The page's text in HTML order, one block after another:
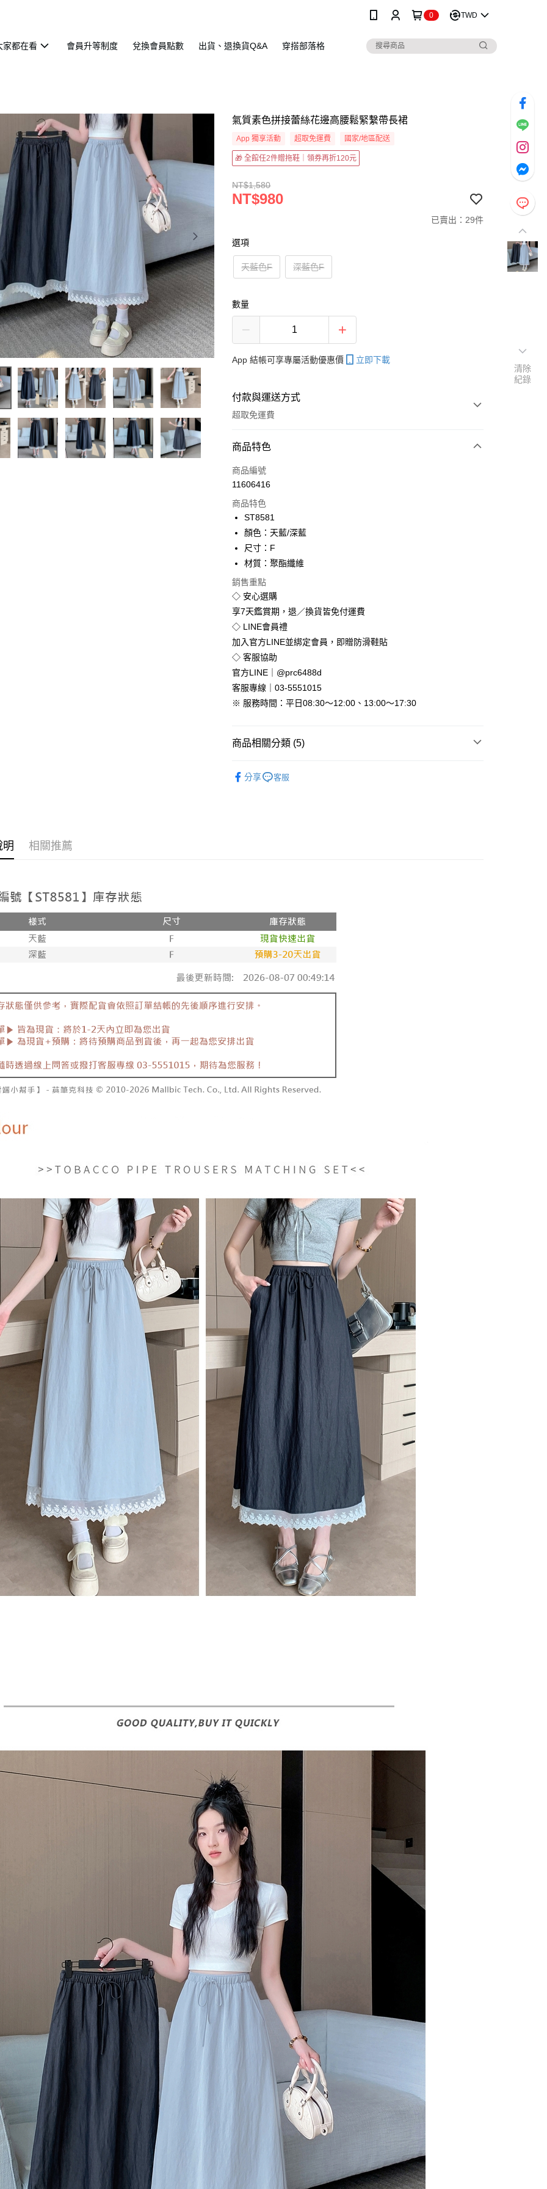
0 TWD
家都在看 會員升等制度 兌換會員點數 出貨、退換貨Q&A 穿搭部落格
氣質素色拼接蕾絲花邊高腰鬆緊繫帶長裙
App 獨享活動 超取免運費 國家/地區配送
🎁 全館任2件贈拖鞋｜領券再折120元
NT$1,580
NT$980
已賣出：29件
選項
天藍色F 深藍色F
數量
App 結帳可享專屬活動優惠價 立即下載
付款與運送方式
超取免運費
付款方式
信用卡一次付款
LINE Pay
Apple Pay
街口支付
悠遊付
全盈+PAY
運送方式
全家付款取貨
免運費
免運費
每筆NT$80，滿NT$800(含以上)免運費
【宇迅國際】限一般住址，不支援智能櫃
商品特色
商品編號
11606416
商品特色
ST8581
顏色：天藍/深藍
尺寸：F
材質：聚酯纖維
銷售重點
◇ 安心選購
享7天鑑賞期，退／換貨皆免付運費
◇ LINE會員禮
加入官方LINE並綁定會員，即贈防滑鞋貼
◇ 客服協助
官方LINE｜@prc6488d
客服專線｜03-5551015
※ 服務時間：平日08:30～12:00、13:00～17:30
商品相關分類 (5)
分享 客服
明 相關推薦
清除
紀錄